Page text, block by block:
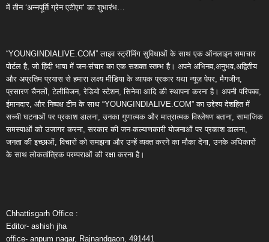
में तीन ‘अन्नपूर्ति ग्रेन एटीएम‘ का शुभारंभ…
“YOUNGINDIALIVE.COM” लाइव स्ट्रीमिंग सुविधाओं के साथ एक ऑनलाइन समाचार
पोर्टल है, जो हिंदी भाषा में जन-संचार का एक सशक्त स्तम्भ है। अपने अभिनव,अनुभव,अद्वितीय
और अप्रतिम प्रयास से हमारा लक्ष्य मीडिया के व्यापक प्रकार यथा न्यूज़ पेपर, मैगजीन,
प्रसारण चैनलों, टेलीविजन, रेडियो स्टेशन, सिनेमा आदि की स्थापना करना है। अपनी परिपक्व,
ईमानदार, और निष्पक्ष टीम के साथ “YOUNGINDIALIVE.COM” का उद्देश्य देशहित में
सच्ची घटनाओं पर प्रकाश डालना, उनका गुणात्मक और मात्रात्मक विश्लेषण बताना, सामाजिक
समस्याओं को उजागर करना, सरकार की जन-कल्याणकारी योजनाओं पर प्रकाश डालना,
जनता की इच्छाओं, विचारों को समझना और उन्हें व्यक्त करने का मौका देना, उनके अधिकारों
के साथ लोकतांत्रिक परम्पराओं की रक्षा करना है।
Chhattisgarh Office :
Editor- ashish jha
office- anpum nagar, Rajnandgaon, 491441